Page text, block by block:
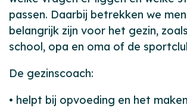
passen. Daarbij betrekken we
belangrijk zijn voor het gezin,
school, opa en oma of de
De gezinscoach:
• helpt bij opvoeding en het